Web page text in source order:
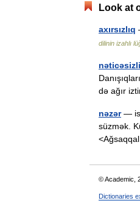
Look at
axırsızlıq
dilinin izahlı
də ağır
nəzər— is.
süzmək.
© Academic,
Dictionaries